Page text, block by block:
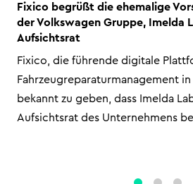
Fixico begrüßt die ehemalige
der Volkswagen Gruppe, Imelda
Aufsichtsrat
Fixico, die führende digitale
Fahrzeugreparaturmanagement
bekannt zu geben, dass Imelda
Aufsichtsrat des Unternehmens